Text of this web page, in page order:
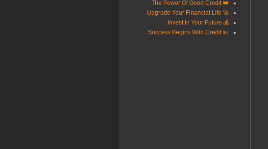
👑 The Power Of Good Credit
🚀 Upgrade Your Financial Life
💰 Invest In Your Future
📊 Success Begins With Credit